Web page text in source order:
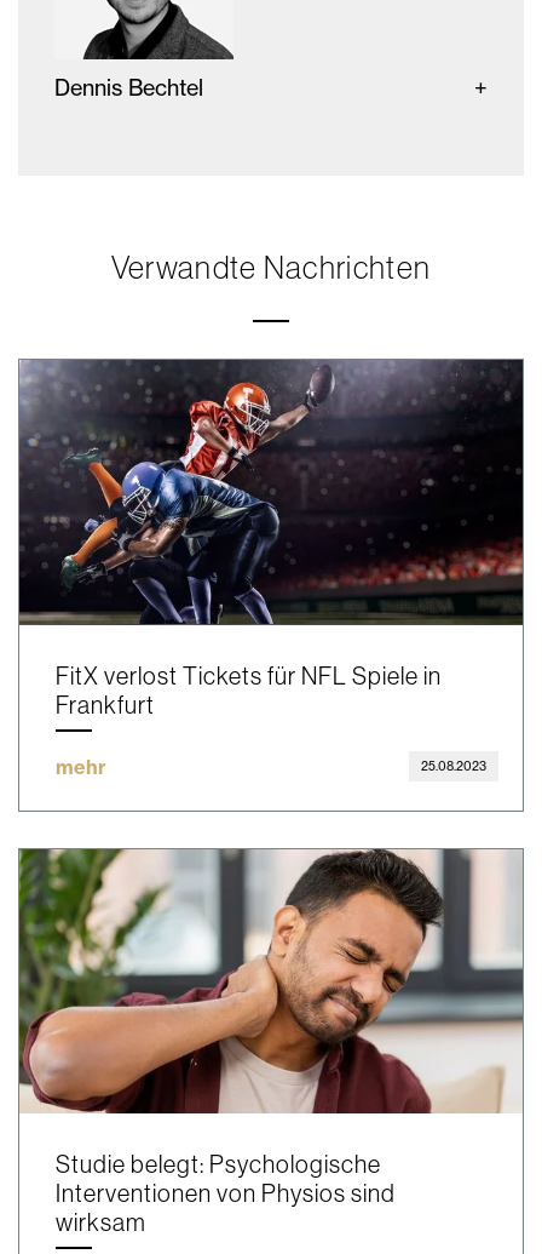
Dennis Bechtel
Verwandte Nachrichten
FitX verlost Tickets für NFL Spiele in
Frankfurt
mehr 25.08.2023
Studie belegt: Psychologische
Interventionen von Physios sind
wirksam